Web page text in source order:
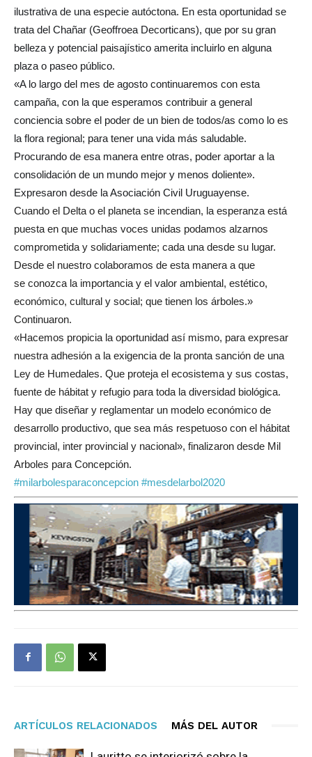
ilustrativa de una especie autóctona. En esta oportunidad se
trata del Chañar (Geoffroea Decorticans), que por su gran
belleza y potencial paisajístico amerita incluirlo en alguna
plaza o paseo público.
«A lo largo del mes de agosto continuaremos con esta
campaña, con la que esperamos contribuir a general
conciencia sobre el poder de un bien de todos/as como lo es
la flora regional; para tener una vida más saludable.
Procurando de esa manera entre otras, poder aportar a la
consolidación de un mundo mejor y menos doliente».
Expresaron desde la Asociación Civil Uruguayense.
Cuando el Delta o el planeta se incendian, la esperanza está
puesta en que muchas voces unidas podamos alzarnos
comprometida y solidariamente; cada una desde su lugar.
Desde el nuestro colaboramos de esta manera a que
se conozca la importancia y el valor ambiental, estético,
económico, cultural y social; que tienen los árboles.»
Continuaron.
«Hacemos propicia la oportunidad así mismo, para expresar
nuestra adhesión a la exigencia de la pronta sanción de una
Ley de Humedales. Que proteja el ecosistema y sus costas,
fuente de hábitat y refugio para toda la diversidad biológica.
Hay que diseñar y reglamentar un modelo económico de
desarrollo productivo, que sea más respetuoso con el hábitat
provincial, inter provincial y nacional», finalizaron desde Mil
Arboles para Concepción.
#milarbolesparaconcepcion #mesdelarbol2020
ARTÍCULOS RELACIONADOS MÁS DEL AUTOR